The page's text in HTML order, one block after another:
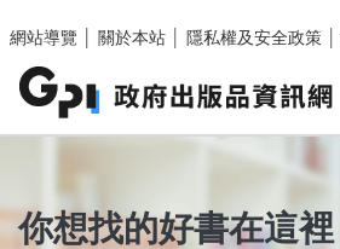
網站導覽
關於本站 隱私權及安全政策
你想找的好書在這裡